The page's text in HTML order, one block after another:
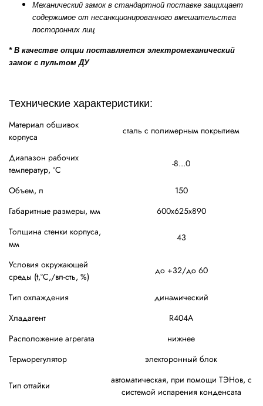
Механический замок в стандартной поставке защищает
содержимое от несанкционированного вмешательства
посторонних лиц
* В качестве опции поставляется электромеханический
замок с пультом ДУ
Технические характеристики:
Материал обшивок
корпуса
сталь с полимерным покрытием
Диапазон рабочих
температур, °C
-8...0
Объем, л
150
Габаритные размеры, мм
600х625х890
Толщина стенки корпуса,
мм
43
Условия окружающей
среды (t,°C,/вл-сть, %)
до +32/до 60
Тип охлаждения
динамический
Хладагент
R404A
Расположение агрегата
нижнее
Терморегулятор
электоронный блок
Тип оттайки
автоматическая, при помощи ТЭНов, с
системой испарения конденсата